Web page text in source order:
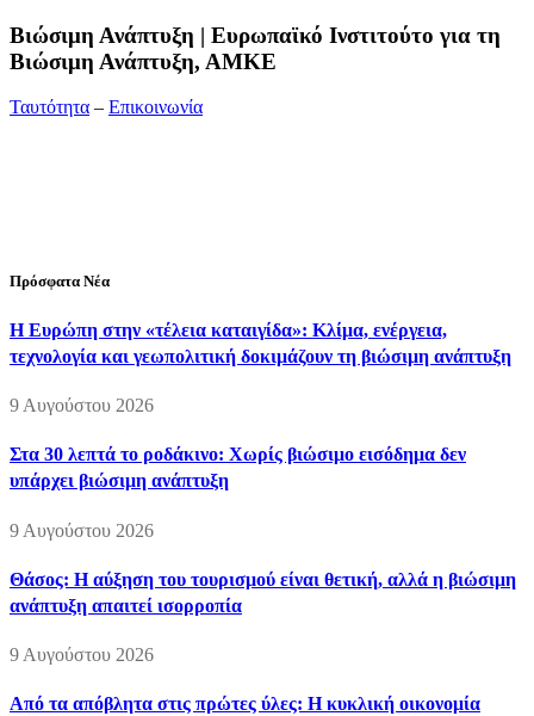
Bιώσιμη Ανάπτυξη | Ευρωπαϊκό Ινστιτούτο για τη
Βιώσιμη Ανάπτυξη, ΑΜΚΕ
Ταυτότητα – Επικοινωνία
Πρόσφατα Νέα
Η Ευρώπη στην «τέλεια καταιγίδα»: Κλίμα, ενέργεια,
τεχνολογία και γεωπολιτική δοκιμάζουν τη βιώσιμη ανάπτυξη
9 Αυγούστου 2026
Στα 30 λεπτά το ροδάκινο: Χωρίς βιώσιμο εισόδημα δεν
υπάρχει βιώσιμη ανάπτυξη
9 Αυγούστου 2026
Θάσος: Η αύξηση του τουρισμού είναι θετική, αλλά η βιώσιμη
ανάπτυξη απαιτεί ισορροπία
9 Αυγούστου 2026
Από τα απόβλητα στις πρώτες ύλες: Η κυκλική οικονομία